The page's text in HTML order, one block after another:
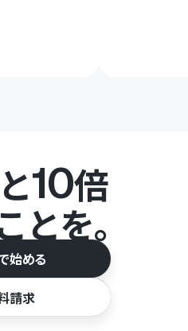
と10倍
とを。
始める
請求